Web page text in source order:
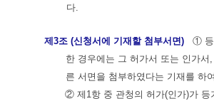
다.
제3조 (신청서에 기재할 첨부서면)
① 등
한 경우에는 그 허가서 또는 인가
른 서면을 첨부하였다는 기재를 하
② 제1항 중 관청의 허가(인가)가 등